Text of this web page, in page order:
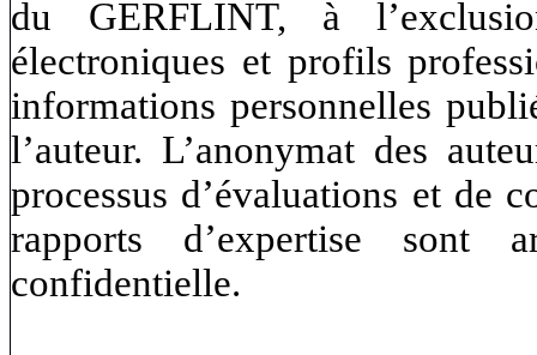
du GERFLINT, à
électroniques et profils
informations personnelles
l’auteur. L’anonymat des
processus d’évaluations et de
rapports d’expertise sont
confidentielle.